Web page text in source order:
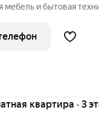
мебель и бытовая
можно уже сегодня.
квартира · 3